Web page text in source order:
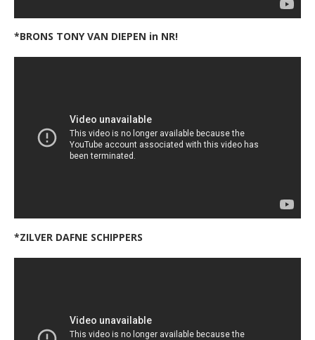
*BRONS TONY VAN DIEPEN in NR!
*ZILVER DAFNE SCHIPPERS